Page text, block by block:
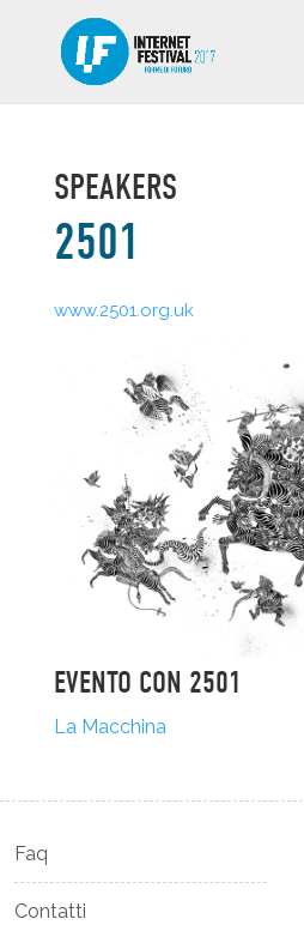
SPEAKERS
2501
www.2501.org.uk
EVENTO CON 2501
La Macchina
Faq
Contatti